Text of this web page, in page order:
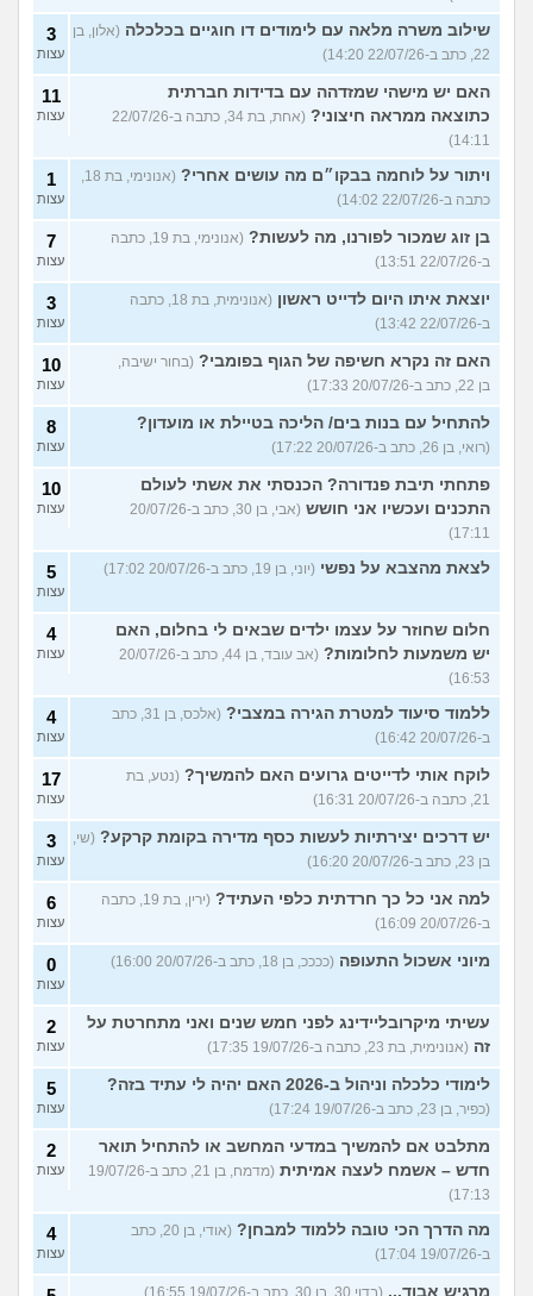
שילוב משרה מלאה עם לימודים דו חוגיים בכלכלה (אלון, בן
22, כתב ב-22/07/26 14:20)
3
עצות
האם יש מישהי שמזדהה עם בדידות חברתית
כתוצאה ממראה חיצוני?
(אחת, בת 34, כתבה ב-22/07/26
14:11)
11
עצות
ויתור על לוחמה בבקו״ם מה עושים אחרי?
כתבה ב-22/07/26 14:02)
1
עצות
בן זוג שמכור לפורנו, מה לעשות?
(אנונימי, בת 19, כתבה
ב-22/07/26 13:51)
7
עצות
יוצאת איתו היום לדייט ראשון
(אנונימית, בת 18, כתבה
ב-22/07/26 13:42)
3
עצות
האם זה נקרא חשיפה של הגוף בפומבי? (בחור ישיבה,
בן 22, כתב ב-20/07/26 17:33)
10
עצות
להתחיל עם בנות בים/ הליכה בטיילת או מועדון?
(רואי, בן 26, כתב ב-20/07/26 17:22)
8
עצות
פתחתי תיבת פנדורה? הכנסתי את אשתי לעולם
התכנים ועכשיו אני חושש
(אבי, בן 30, כתב ב-20/07/26
17:11)
10
עצות
לצאת מהצבא על נפשי (יוני, בן 19, כתב ב-20/07/26 17:02) 5
עצות
חלום שחוזר על עצמו ילדים שבאים לי בחלום, האם
יש משמעות לחלומות?
(אב עובד, בן 44, כתב ב-20/07/26
16:53)
4
עצות
ללמוד סיעוד למטרת הגירה במצבי?
(אלכס, בן 31, כתב
ב-20/07/26 16:42)
4
עצות
לוקח אותי לדייטים גרועים האם להמשיך? (נטע, בת
21, כתבה ב-20/07/26 16:31)
17
עצות
יש דרכים יצירתיות לעשות כסף מדירה בקומת קרקע? (שי,
בן 23, כתב ב-20/07/26 16:20)
3
עצות
למה אני כל כך חרדתית כלפי העתיד?
(ירין, בת 19, כתבה
ב-20/07/26 16:09)
6
עצות
מיוני אשכול התעופה (ככככ, בן 18, כתב ב-20/07/26 16:00) 0
עצות
עשיתי מיקרובליידינג לפני חמש שנים ואני מתחרטת על
זה (אנונימית, בת 23, כתבה ב-19/07/26 17:35)
2
עצות
לימודי כלכלה וניהול ב-2026 האם יהיה לי עתיד בזה?
(כפיר, בן 23, כתב ב-19/07/26 17:24)
5
עצות
מתלבט אם להמשיך במדעי המחשב או להתחיל תואר
חדש – אשמח לעצה אמיתית
(מדמח, בן 21, כתב ב-19/07/26
17:13)
2
עצות
מה הדרך הכי טובה ללמוד למבחן?
(אודי, בן 20, כתב
ב-19/07/26 17:04)
4
עצות
מרגיש אבוד... (בדוי 30, בן 30, כתב ב-19/07/26 16:55)